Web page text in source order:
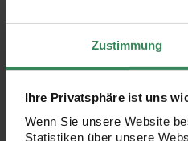
Zustimmung
Ihre Privatsphäre ist uns
Wenn Sie unsere Website
Statistiken über unsere